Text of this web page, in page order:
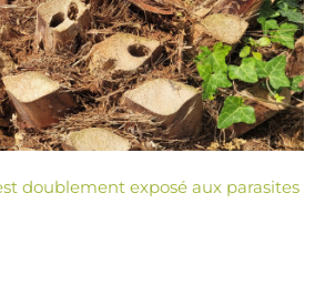
doublement exposé aux parasites